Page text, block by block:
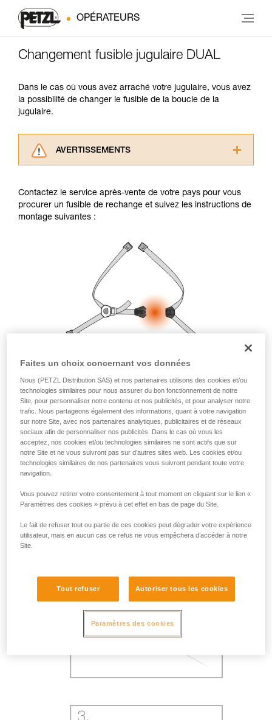
OPÉRATEURS
Changement fusible jugulaire DUAL
Dans le cas où vous avez arraché votre jugulaire, vous avez
la possibilité de changer le fusible de la boucle de la
jugulaire.
AVERTISSEMENTS
consulter. Vous devez avoir compris les
informations de la notice technique pour
pouvoir comprendre ce complément
Maîtriser ces techniques nécessite une
formation et un entraînement spécifique. Validez
avec un professionnel votre capacité à refaire
la manipulation, seul, en toute sécurité, avant
de la reproduire en autonomie.
Nous donnons des exemples de techniques
liées à votre activité. Il peut en exister d’autres
que nous ne décrivons pas ici.
Contactez le service après-vente de votre pays pour vous
procurer un fusible de rechange et suivez les instructions de
montage suivantes :
Faites un choix concernant vos données
Nous (PETZL Distribution SAS) et nos partenaires utilisons des cookies et/ou
technologies similaires pour nous assurer du bon fonctionnement de notre
Site, pour personnaliser notre contenu et nos publicités, et pour analyser notre
trafic. Nous partageons également des informations, quant à votre navigation
sur notre Site, avec nos partenaires analytiques, publicitaires et de réseaux
sociaux afin de personnaliser nos publicités. Dans le cas où vous les
acceptez, nos cookies et/ou technologies similaires ne sont actifs que sur
notre Site et ne vous suivront pas sur d’autres sites web. Les cookies et/ou
technologies similaires de nos partenaires vous suivront pendant toute votre
navigation.
Vous pouvez retirer votre consentement à tout moment en cliquant sur le lien «
Paramètres des cookies » prévu à cet effet en bas de page du Site.
Le fait de refuser tout ou partie de ces cookies peut dégrader votre expérience
utilisateur, mais en aucun cas ce refus ne vous empêchera d’accéder à notre
Site.
Tout refuser Autoriser tous les cookies
Paramètres des cookies